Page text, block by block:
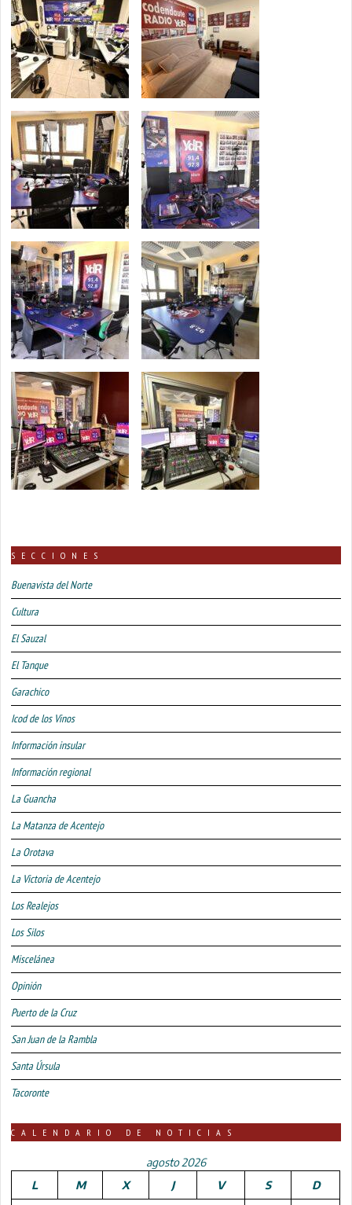
SECCIONES
Buenavista del Norte
Cultura
El Sauzal
El Tanque
Garachico
Icod de los Vinos
Información insular
Información regional
La Guancha
La Matanza de Acentejo
La Orotava
La Victoria de Acentejo
Los Realejos
Los Silos
Miscelánea
Opinión
Puerto de la Cruz
San Juan de la Rambla
Santa Úrsula
Tacoronte
CALENDARIO DE NOTICIAS
agosto 2026
L
M X J V S D